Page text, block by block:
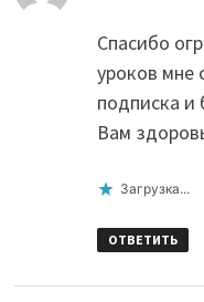
Спасибо
уроков мне
подписка
Вам
Загрузка...
ОТВЕТИТЬ